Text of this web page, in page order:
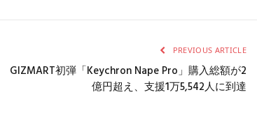
PREVIOUS ARTICLE
GIZMART初弾「Keychron Nape Pro」購入総額が2
億円超え、支援1万5,542人に到達